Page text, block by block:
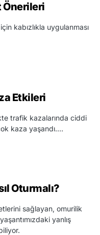
Önerileri
kabızlıkla uygulanması
Etkileri
trafik kazalarında ciddi
kaza yaşandı.…
Oturmalı?
sağlayan, omurilik
yanlış